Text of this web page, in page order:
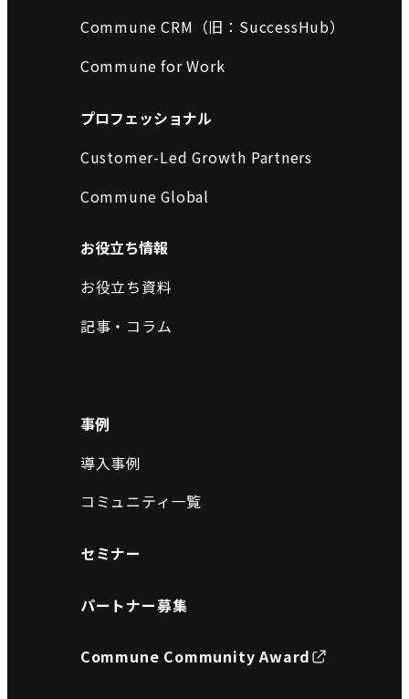
Commune CRM（旧：SuccessHub）
Commune for Work
プロフェッショナル
Customer-Led Growth Partners
Commune Global
お役立ち情報
お役立ち資料
記事・コラム
事例
導入事例
コミュニティ一覧
セミナー
パートナー募集
Commune Community Award